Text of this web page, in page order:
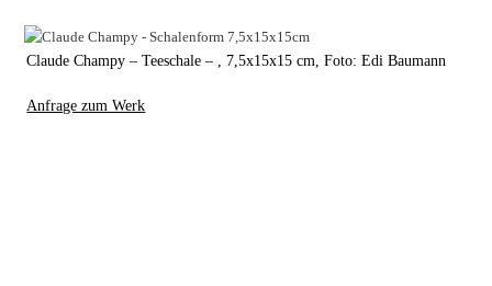
Claude Champy – Teeschale – , 7,5x15x15 cm, Foto: Edi Baumann
Anfrage zum Werk